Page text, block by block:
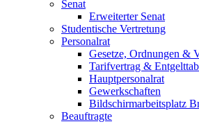
Senat
Erweiterter Senat
Studentische Vertretung
Personalrat
Gesetze, Ordnungen &
Tarifvertrag &
Hauptpersonalrat
Gewerkschaften
Bildschirmarbeitsplatz
Beauftragte